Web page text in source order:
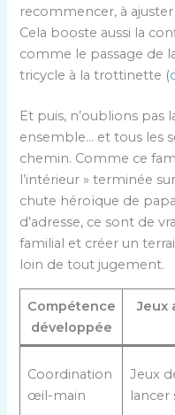
recommencer, à
Cela booste aussi la
comme le passage de
tricycle à la trottinette (
Et puis, n’oublions pas
ensemble… et tous les
chemin. Comme ce
l’intérieur » terminée
chute héroïque de
d’adresse, ce sont de
familial et créer un
loin de tout jugement.
Compétence
développée
Jeux
Coordination
œil-main
Jeux
lancer